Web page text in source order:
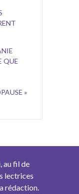
QUE
»
au fil de
lectrices
rédaction.